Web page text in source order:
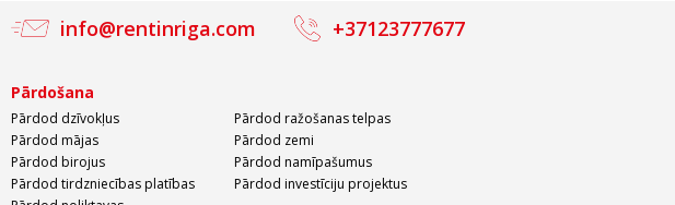
info@rentinriga.com +37123777677
Pārdošana
Pārdod dzīvokļus
Pārdod mājas
Pārdod birojus
Pārdod tirdzniecības platības
Pārdod ražošanas telpas
Pārdod zemi
Pārdod namīpašumus
Pārdod investīciju projektus